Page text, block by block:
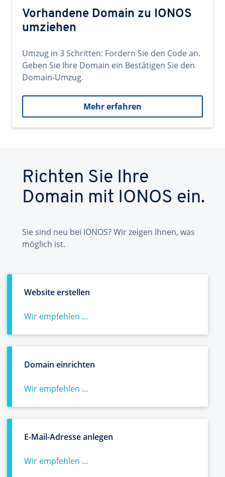
Vorhandene Domain zu IONOS
umziehen
Umzug in 3 Schritten: Fordern Sie den Code an.
Geben Sie Ihre Domain ein Bestätigen Sie den
Domain-Umzug.
Mehr erfahren
Richten Sie Ihre
Domain mit IONOS ein.
Sie sind neu bei IONOS? Wir zeigen Ihnen, was
möglich ist.
Website erstellen
Wir empfehlen ...
Domain einrichten
Wir empfehlen ...
E-Mail-Adresse anlegen
Wir empfehlen ...